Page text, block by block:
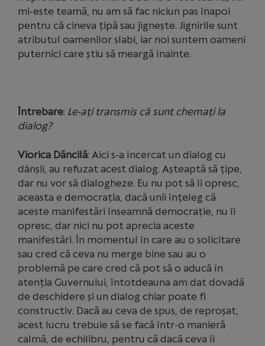
mi-este teamă, nu am să fac niciun pas înapoi
pentru că cineva țipă sau jignește. Jignirile sunt
atributul oamenilor slabi, iar noi suntem oameni
puternici care știu să meargă înainte.
Întrebare: Le-ați transmis că sunt chemați la
dialog?
Viorica Dăncilă: Aici s-a încercat un dialog cu
dânșii, au refuzat acest dialog. Așteaptă să țipe,
dar nu vor să dialogheze. Eu nu pot să îi opresc,
aceasta e democrația, dacă unii înțeleg că
aceste manifestări înseamnă democrație, nu îi
opresc, dar nici nu pot aprecia aceste
manifestări. În momentul în care au o solicitare
sau cred că ceva nu merge bine sau au o
problemă pe care cred că pot să o aducă în
atenția Guvernului, întotdeauna am dat dovadă
de deschidere și un dialog chiar poate fi
constructiv. Dacă au ceva de spus, de reproșat,
acest lucru trebuie să se facă într-o manieră
calmă, de echilibru, pentru că dacă ceva îi